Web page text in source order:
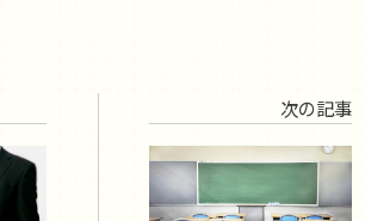
次の記事